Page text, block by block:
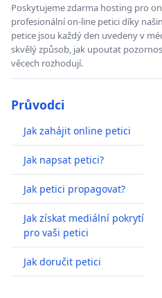
Poskytujeme zdarma hosting pro
profesionální on-line petici díky
petice jsou každý den uvedeny v
skvělý způsob, jak upoutat
věcech rozhodují.
Průvodci
Jak zahájit online petici
Jak napsat petici?
Jak petici propagovat?
Jak získat mediální pokrytí
pro vaši petici
Jak doručit petici